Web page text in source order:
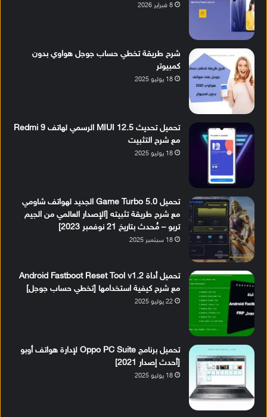
8 فبراير 2026
شرح طريقة تخطي حساب جوجل هواوي بدون
كمبيوتر
18 يوليو 2025
تحميل تحديث MIUI 12.5 الرسمي لهاتف Redmi 9
مع شرح التثبيت
18 يوليو 2025
تحميل Game Turbo 5.0 الجديد لهواتف شاومي
مع شرح طريقة تثبيته [الإصدار العالمي من الجيم
تربو – مُحدث بتاريخ 21 نوفمبر 2023]
18 سبتمبر 2025
تحميل أداة Android Fastboot Reset Tool v1.2
مع شرح كيفية استخدامها [تخطي حساب جوجل]
22 يوليو 2025
تحميل برنامج Oppo PC Suite لإدارة هواتف أوبو
[أحدث إصدار 2021]
18 يوليو 2025